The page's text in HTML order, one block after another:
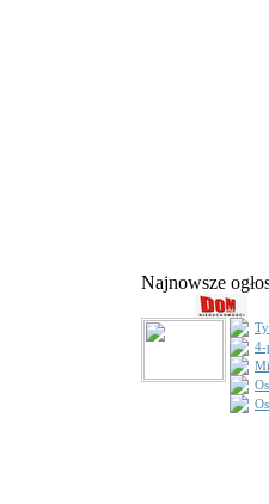
Najnowsze
4-